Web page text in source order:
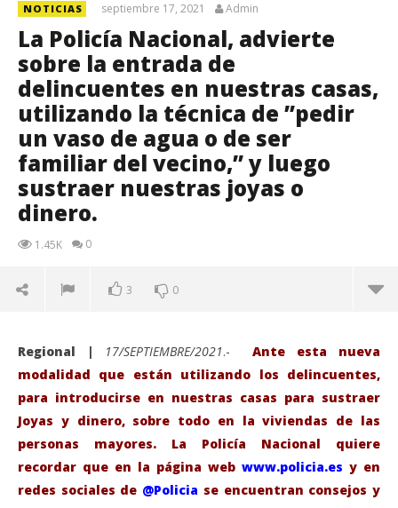
NOTICIAS septiembre 17, 2021 Admin
La Policía Nacional, advierte
sobre la entrada de
delincuentes en nuestras casas,
utilizando la técnica de ”pedir
un vaso de agua o de ser
familiar del vecino,” y luego
sustraer nuestras joyas o
dinero.
1.45K 0
3 0
Regional | 17/SEPTIEMBRE/2021.-
Ante esta nueva
modalidad que están utilizando los delincuentes,
para introducirse en nuestras casas para sustraer
Joyas y dinero, sobre todo en la viviendas de las
personas mayores. La Policía Nacional quiere
recordar que en la página web www.policia.es y en
redes sociales de @Policia se encuentran consejos y